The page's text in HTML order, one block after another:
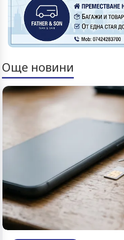
Още новини